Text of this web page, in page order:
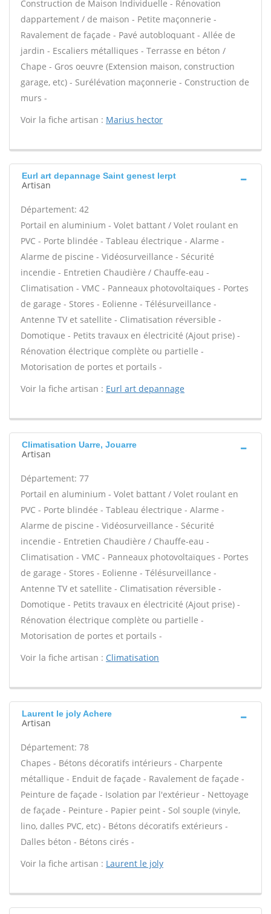
Construction de Maison Individuelle - Rénovation
dappartement / de maison - Petite maçonnerie -
Ravalement de façade - Pavé autobloquant - Allée de
jardin - Escaliers métalliques - Terrasse en béton /
Chape - Gros oeuvre (Extension maison, construction
garage, etc) - Surélévation maçonnerie - Construction de
murs -
Voir la fiche artisan : Marius hector
Eurl art depannage Saint genest lerpt
Artisan
Département: 42
Portail en aluminium - Volet battant / Volet roulant en
PVC - Porte blindée - Tableau électrique - Alarme -
Alarme de piscine - Vidéosurveillance - Sécurité
incendie - Entretien Chaudière / Chauffe-eau -
Climatisation - VMC - Panneaux photovoltaïques - Portes
de garage - Stores - Eolienne - Télésurveillance -
Antenne TV et satellite - Climatisation réversible -
Domotique - Petits travaux en électricité (Ajout prise) -
Rénovation électrique complète ou partielle -
Motorisation de portes et portails -
Voir la fiche artisan : Eurl art depannage
Climatisation Uarre, Jouarre
Artisan
Département: 77
Portail en aluminium - Volet battant / Volet roulant en
PVC - Porte blindée - Tableau électrique - Alarme -
Alarme de piscine - Vidéosurveillance - Sécurité
incendie - Entretien Chaudière / Chauffe-eau -
Climatisation - VMC - Panneaux photovoltaïques - Portes
de garage - Stores - Eolienne - Télésurveillance -
Antenne TV et satellite - Climatisation réversible -
Domotique - Petits travaux en électricité (Ajout prise) -
Rénovation électrique complète ou partielle -
Motorisation de portes et portails -
Voir la fiche artisan : Climatisation
Laurent le joly Achere
Artisan
Département: 78
Chapes - Bétons décoratifs intérieurs - Charpente
métallique - Enduit de façade - Ravalement de façade -
Peinture de façade - Isolation par l'extérieur - Nettoyage
de façade - Peinture - Papier peint - Sol souple (vinyle,
lino, dalles PVC, etc) - Bétons décoratifs extérieurs -
Dalles béton - Bétons cirés -
Voir la fiche artisan : Laurent le joly